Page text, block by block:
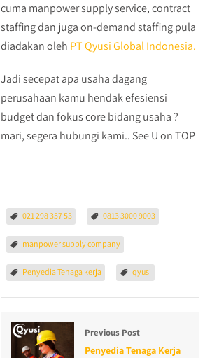
cuma manpower supply service, contract
staffing dan juga on-demand staffing pula
diadakan oleh PT Qyusi Global Indonesia.
Jadi secepat apa usaha dagang
perusahaan kamu hendak efesiensi
budget dan fokus core bidang usaha ?
mari, segera hubungi kami.. See U on TOP
021 298 357 53 0813 3000 9003
manpower supply company
Penyedia Tenaga kerja qyusi
Previous Post
Penyedia Tenaga Kerja